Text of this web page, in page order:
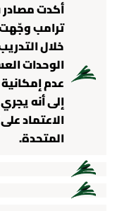
أكدت مصادر
ترامب وجّهت
خلال
الوحدات
عدم
إلى أنه
الاعتماد
المتحدة.